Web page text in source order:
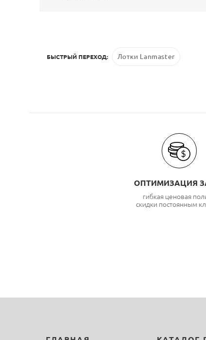
БЫСТРЫЙ ПЕРЕХОД: Лотки Lanmaster
ОПТИМИЗАЦИЯ
гибкая ценовая
скидки постоянным